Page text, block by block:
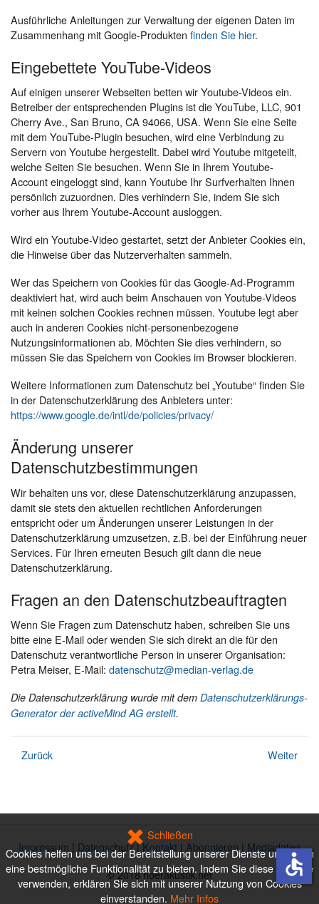
Ausführliche Anleitungen zur Verwaltung der eigenen Daten im
Zusammenhang mit Google-Produkten finden Sie hier.
Eingebettete YouTube-Videos
Auf einigen unserer Webseiten betten wir Youtube-Videos ein.
Betreiber der entsprechenden Plugins ist die YouTube, LLC, 901
Cherry Ave., San Bruno, CA 94066, USA. Wenn Sie eine Seite
mit dem YouTube-Plugin besuchen, wird eine Verbindung zu
Servern von Youtube hergestellt. Dabei wird Youtube mitgeteilt,
welche Seiten Sie besuchen. Wenn Sie in Ihrem Youtube-
Account eingeloggt sind, kann Youtube Ihr Surfverhalten Ihnen
persönlich zuzuordnen. Dies verhindern Sie, indem Sie sich
vorher aus Ihrem Youtube-Account ausloggen.
Wird ein Youtube-Video gestartet, setzt der Anbieter Cookies ein,
die Hinweise über das Nutzerverhalten sammeln.
Wer das Speichern von Cookies für das Google-Ad-Programm
deaktiviert hat, wird auch beim Anschauen von Youtube-Videos
mit keinen solchen Cookies rechnen müssen. Youtube legt aber
auch in anderen Cookies nicht-personenbezogene
Nutzungsinformationen ab. Möchten Sie dies verhindern, so
müssen Sie das Speichern von Cookies im Browser blockieren.
Weitere Informationen zum Datenschutz bei „Youtube“ finden Sie
in der Datenschutzerklärung des Anbieters unter:
https://www.google.de/intl/de/policies/privacy/
Änderung unserer
Datenschutzbestimmungen
Wir behalten uns vor, diese Datenschutzerklärung anzupassen,
damit sie stets den aktuellen rechtlichen Anforderungen
entspricht oder um Änderungen unserer Leistungen in der
Datenschutzerklärung umzusetzen, z.B. bei der Einführung neuer
Services. Für Ihren erneuten Besuch gilt dann die neue
Datenschutzerklärung.
Fragen an den Datenschutzbeauftragten
Wenn Sie Fragen zum Datenschutz haben, schreiben Sie uns
bitte eine E-Mail oder wenden Sie sich direkt an die für den
Datenschutz verantwortliche Person in unserer Organisation:
Petra Meiser, E-Mail: datenschutz@median-verlag.de
Die Datenschutzerklärung wurde mit dem Datenschutzerklärungs-
Generator der activeMind AG erstellt.
Zurück Weiter
Impressum | Datenschutz|Kontakt | Abonnieren | Mediadaten
© 2018 hoerakustik.net
Schließen
Cookies helfen uns bei der Bereitstellung unserer Dienste und Ihnen
eine bestmögliche Funktionalität zu bieten. Indem Sie diese Website
verwenden, erklären Sie sich mit unserer Nutzung von Cookies
einverstanden. Mehr Infos
accessible